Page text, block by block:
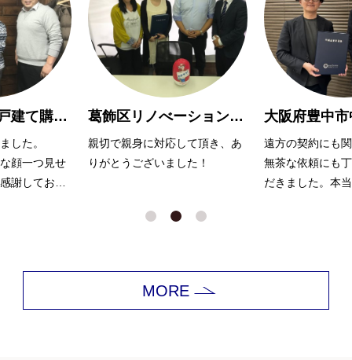
葛飾区リノべーションマンション購入 O様
て頂き、あ
た！
大阪府豊中市中古マンション購入Y様
遠方の契約にも関わらず、また
無茶な依頼にも丁寧に対応いた
大変お世話にな
無理を言っても
ず、努力いただ
MORE